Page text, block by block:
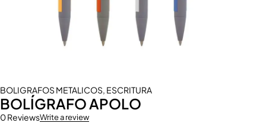
BOLIGRAFOS METALICOS, ESCRITURA
BOLÍGRAFO APOLO
0 ReviewsWrite a review